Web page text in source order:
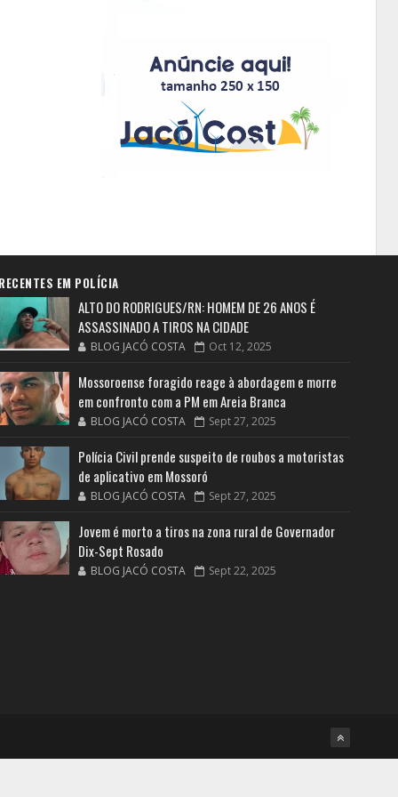
EM POLÍCIA
ALTO DO RODRIGUES/RN: HOMEM DE 26 ANOS É
ASSASSINADO A TIROS NA CIDADE
BLOG JACÓ COSTA Oct 12, 2025
Mossoroense foragido reage à abordagem e morre
em confronto com a PM em Areia Branca
BLOG JACÓ COSTA Sept 27, 2025
Polícia Civil prende suspeito de roubos a motoristas
de aplicativo em Mossoró
BLOG JACÓ COSTA Sept 27, 2025
Jovem é morto a tiros na zona rural de Governador
Dix-Sept Rosado
BLOG JACÓ COSTA Sept 22, 2025